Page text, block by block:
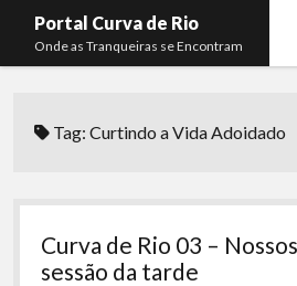
Portal Curva de Rio
Onde as Tranqueiras se Encontram
menu
Curva de Rio
Komos
Membros
Lucas Oliveira
Tag:Curtindo a Vida Adoidado
Curva de Rio 03 –
sessão da tarde